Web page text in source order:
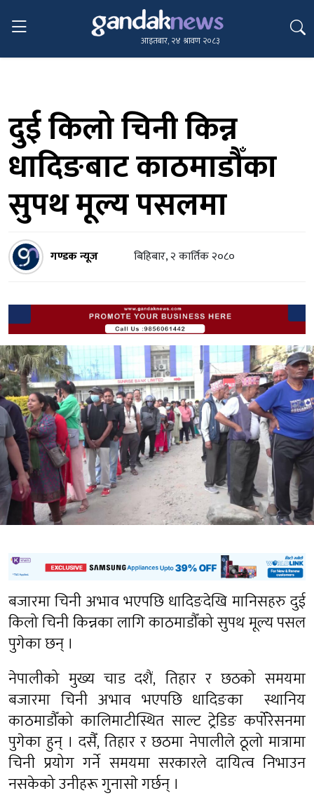
आइतबार, २४ श्रावण २०८३
दुई किलो चिनी किन्न
धादिङबाट काठमाडौँका
सुपथ मूल्य पसलमा
गण्डक न्यूज बिहिबार, २ कार्तिक २०८०
बजारमा चिनी अभाव भएपछि धादिङदेखि मानिसहरु दुई
किलो चिनी किन्नका लागि काठमाडौँको सुपथ मूल्य पसल
पुगेका छन् ।
नेपालीको मुख्य चाड दशैं, तिहार र छठको समयमा
बजारमा चिनी अभाव भएपछि धादिङका स्थानिय
काठमाडौँको कालिमाटीस्थित साल्ट ट्रेडिङ कर्पोरेसनमा
पुगेका हुन् । दसैँ, तिहार र छठमा नेपालीले ठूलो मात्रामा
चिनी प्रयोग गर्ने समयमा सरकारले दायित्व निभाउन
नसकेको उनीहरू गुनासाे गर्छन् ।